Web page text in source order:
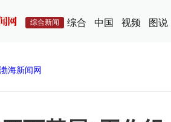
综合新闻 综合 中国 视频 图说
海新闻网